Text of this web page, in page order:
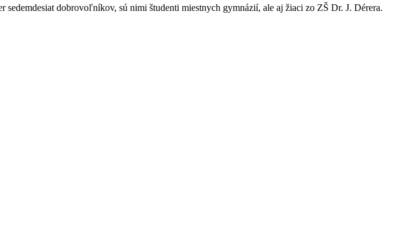
dobrovoľníkov, sú nimi študenti miestnych gymnázií, ale aj žiaci zo ZŠ Dr. J. Dérera.